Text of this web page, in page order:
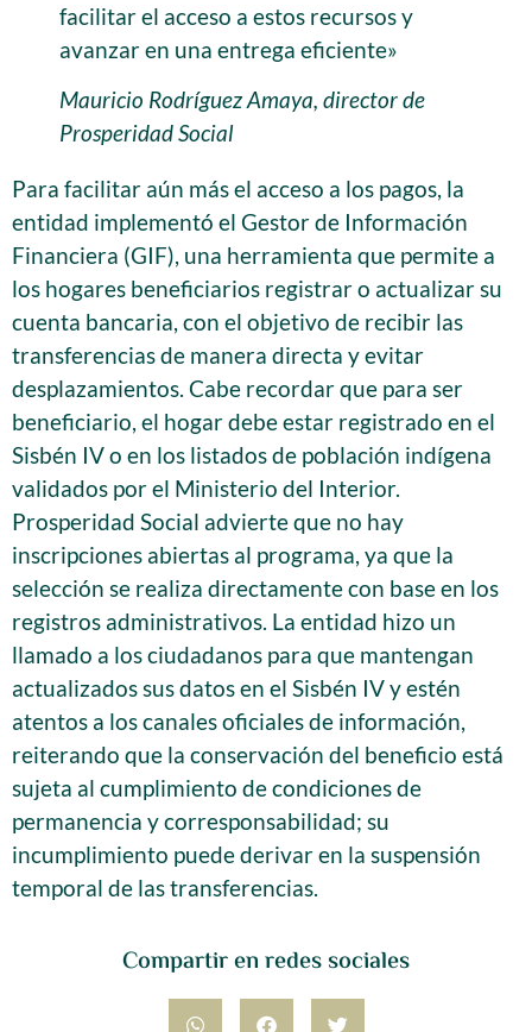
Compartir en redes sociales
facilitar el acceso a estos recursos y
avanzar en una entrega eficiente»
Mauricio Rodríguez Amaya, director de
Prosperidad Social
Para facilitar aún más el acceso a los pagos, la
entidad implementó el Gestor de Información
Financiera (GIF), una herramienta que permite a
los hogares beneficiarios registrar o actualizar su
cuenta bancaria, con el objetivo de recibir las
transferencias de manera directa y evitar
desplazamientos. Cabe recordar que para ser
beneficiario, el hogar debe estar registrado en el
Sisbén IV o en los listados de población indígena
validados por el Ministerio del Interior.
Prosperidad Social advierte que no hay
inscripciones abiertas al programa, ya que la
selección se realiza directamente con base en los
registros administrativos. La entidad hizo un
llamado a los ciudadanos para que mantengan
actualizados sus datos en el Sisbén IV y estén
atentos a los canales oficiales de información,
reiterando que la conservación del beneficio está
sujeta al cumplimiento de condiciones de
permanencia y corresponsabilidad; su
incumplimiento puede derivar en la suspensión
temporal de las transferencias.